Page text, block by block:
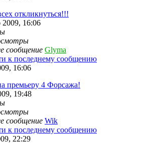
откликнуться!!!
2009, 16:06
сообщение Glyma
16:06
премьеру 4 Форсажа!
19:48
сообщение Wik
22:29